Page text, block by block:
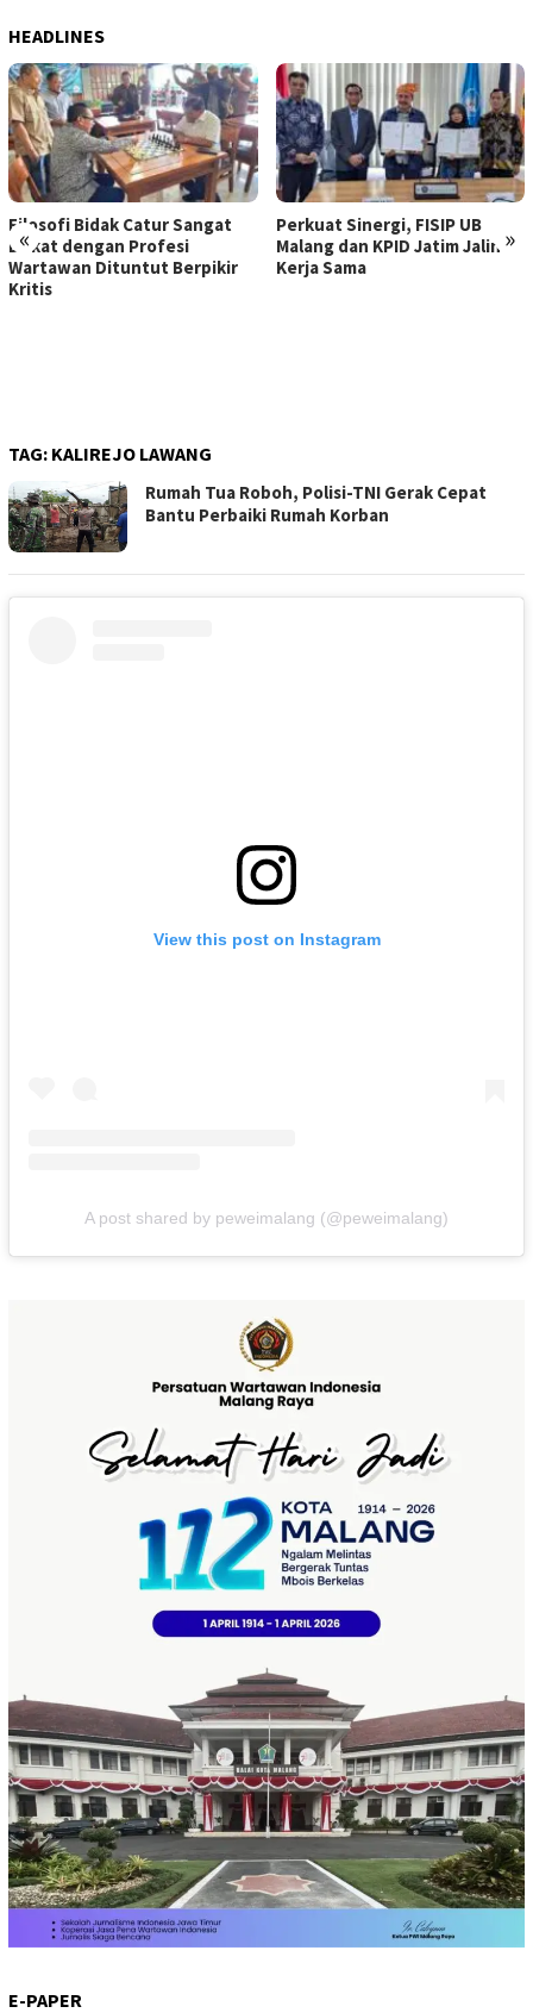
HEADLINES
« »
Filosofi Bidak Catur Sangat
Dekat dengan Profesi
Wartawan Dituntut Berpikir
Kritis
Perkuat Sinergi, FISIP UB
Malang dan KPID Jatim Jalin
Kerja Sama
TAG: KALIREJO LAWANG
Rumah Tua Roboh, Polisi-TNI Gerak Cepat
Bantu Perbaiki Rumah Korban
View this post on Instagram
A post shared by peweimalang (@peweimalang)
E-PAPER